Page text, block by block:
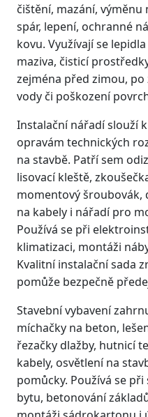
čištění, mazání,
spár, lepení, ochranné
kovu. Využívají se
maziva, čisticí
zejména před zimou,
vody či poškození
Instalační nářadí slouží
opravám technických
na stavbě. Patří sem
lisovací kleště,
momentový šroubovák,
na kabely i nářadí pro
Používá se při
klimatizaci, montáži
Kvalitní instalační sada
pomůže bezpečně
Stavební vybavení
míchačky na beton,
řezačky dlažby, hutnicí
kabely, osvětlení na
pomůcky. Používá se
bytu, betonování